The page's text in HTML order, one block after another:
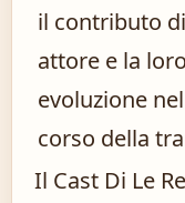
il contributo
attore e la loro
evoluzione nel
corso della
Il Cast Di Le